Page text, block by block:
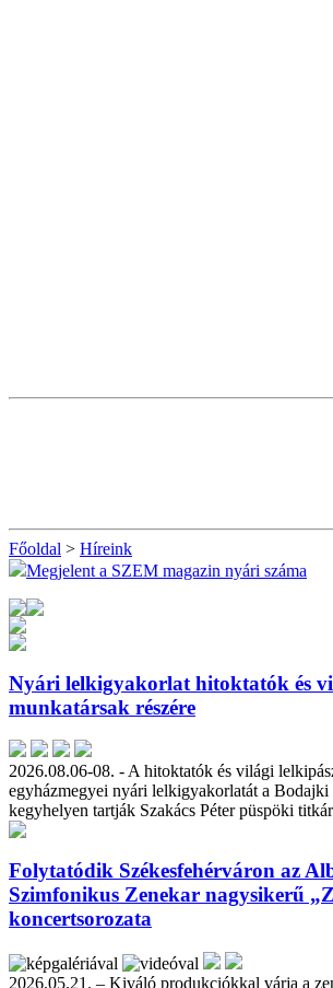
Főoldal > Híreink
Megjelent a SZEM magazin nyári száma
Nyári lelkigyakorlat hitoktatók és
munkatársak részére
2026.08.06-08. - A hitoktatók és világi
egyházmegyei nyári lelkigyakorlatát a
kegyhelyen tartják Szakács Péter püspöki
Folytatódik Székesfehérváron az
Szimfonikus Zenekar nagysikerű
koncertsorozata
2026.05.21. – Kiváló produkciókkal várja a